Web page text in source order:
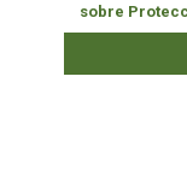
sobre